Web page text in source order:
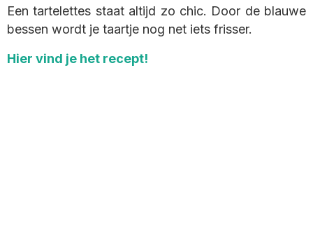
Een tartelettes staat altijd zo chic. Door de blauwe
bessen wordt je taartje nog net iets frisser.
Hier vind je het recept!